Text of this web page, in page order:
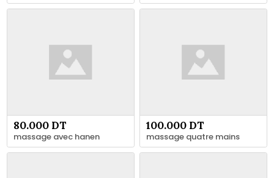
80.000 DT
massage avec hanen
100.000 DT
massage quatre mains